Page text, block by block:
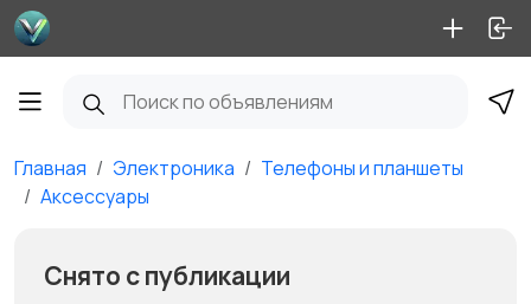
Главная Электроника
Телефоны и планшеты
Аксессуары
Снято с публикации